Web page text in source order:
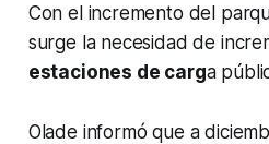
Con el incremento del
surge la necesidad de
estaciones de carga
Olade informó que a